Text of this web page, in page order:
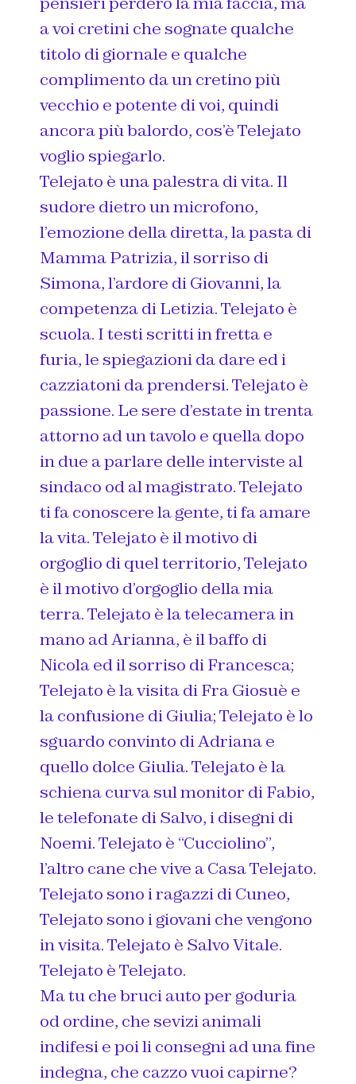
a voi cretini che sognate qualche
titolo di giornale e qualche
complimento da un cretino più
vecchio e potente di voi, quindi
ancora più balordo, cos’è Telejato
voglio spiegarlo.
Telejato è una palestra di vita. Il
sudore dietro un microfono,
l’emozione della diretta, la pasta di
Mamma Patrizia, il sorriso di
Simona, l’ardore di Giovanni, la
competenza di Letizia. Telejato è
scuola. I testi scritti in fretta e
furia, le spiegazioni da dare ed i
cazziatoni da prendersi. Telejato è
passione. Le sere d’estate in trenta
attorno ad un tavolo e quella dopo
in due a parlare delle interviste al
sindaco od al magistrato. Telejato
ti fa conoscere la gente, ti fa amare
la vita. Telejato è il motivo di
orgoglio di quel territorio, Telejato
è il motivo d’orgoglio della mia
terra. Telejato è la telecamera in
mano ad Arianna, è il baffo di
Nicola ed il sorriso di Francesca;
Telejato è la visita di Fra Giosuè e
la confusione di Giulia; Telejato è lo
sguardo convinto di Adriana e
quello dolce Giulia. Telejato è la
schiena curva sul monitor di Fabio,
le telefonate di Salvo, i disegni di
Noemi. Telejato è “Cucciolino”,
l’altro cane che vive a Casa Telejato.
Telejato sono i ragazzi di Cuneo,
Telejato sono i giovani che vengono
in visita. Telejato è Salvo Vitale.
Telejato è Telejato.
Ma tu che bruci auto per goduria
od ordine, che sevizi animali
indifesi e poi li consegni ad una fine
indegna, che cazzo vuoi capirne?